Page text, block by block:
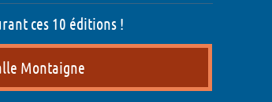
ces 10 éditions !
Montaigne